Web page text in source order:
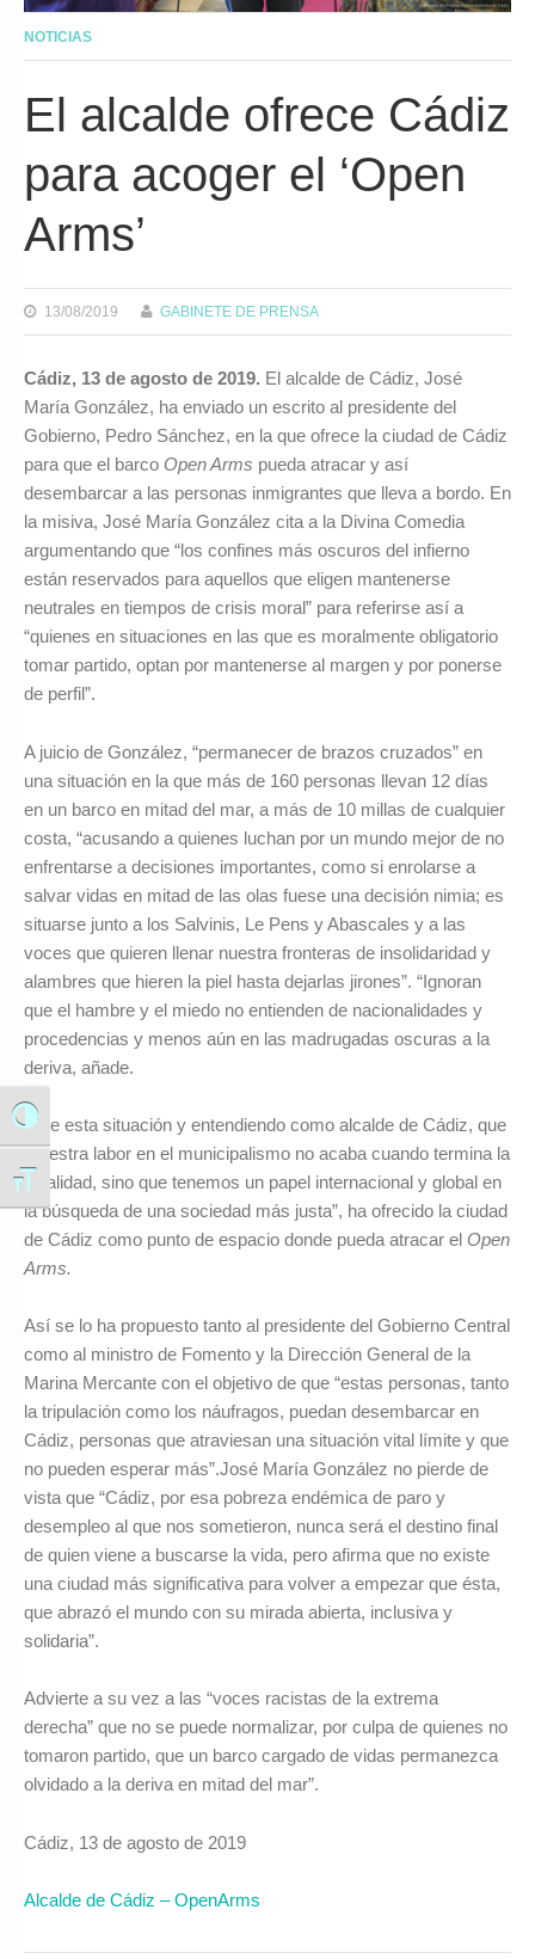
Alternar alto contraste
Alternar tamaño de letra
NOTICIAS
El alcalde ofrece Cádiz
para acoger el ‘Open
Arms’
13/08/2019 GABINETE DE PRENSA
Cádiz, 13 de agosto de 2019. El alcalde de Cádiz, José
María González, ha enviado un escrito al presidente del
Gobierno, Pedro Sánchez, en la que ofrece la ciudad de Cádiz
para que el barco Open Arms pueda atracar y así
desembarcar a las personas inmigrantes que lleva a bordo. En
la misiva, José María González cita a la Divina Comedia
argumentando que “los confines más oscuros del infierno
están reservados para aquellos que eligen mantenerse
neutrales en tiempos de crisis moral” para referirse así a
“quienes en situaciones en las que es moralmente obligatorio
tomar partido, optan por mantenerse al margen y por ponerse
de perfil”.
A juicio de González, “permanecer de brazos cruzados” en
una situación en la que más de 160 personas llevan 12 días
en un barco en mitad del mar, a más de 10 millas de cualquier
costa, “acusando a quienes luchan por un mundo mejor de no
enfrentarse a decisiones importantes, como si enrolarse a
salvar vidas en mitad de las olas fuese una decisión nimia; es
situarse junto a los Salvinis, Le Pens y Abascales y a las
voces que quieren llenar nuestra fronteras de insolidaridad y
alambres que hieren la piel hasta dejarlas jirones”. “Ignoran
que el hambre y el miedo no entienden de nacionalidades y
procedencias y menos aún en las madrugadas oscuras a la
deriva, añade.
Ante esta situación y entendiendo como alcalde de Cádiz, que
“nuestra labor en el municipalismo no acaba cuando termina la
localidad, sino que tenemos un papel internacional y global en
la búsqueda de una sociedad más justa”, ha ofrecido la ciudad
de Cádiz como punto de espacio donde pueda atracar el Open
Arms.
Así se lo ha propuesto tanto al presidente del Gobierno Central
como al ministro de Fomento y la Dirección General de la
Marina Mercante con el objetivo de que “estas personas, tanto
la tripulación como los náufragos, puedan desembarcar en
Cádiz, personas que atraviesan una situación vital límite y que
no pueden esperar más”.José María González no pierde de
vista que “Cádiz, por esa pobreza endémica de paro y
desempleo al que nos sometieron, nunca será el destino final
de quien viene a buscarse la vida, pero afirma que no existe
una ciudad más significativa para volver a empezar que ésta,
que abrazó el mundo con su mirada abierta, inclusiva y
solidaria”.
Advierte a su vez a las “voces racistas de la extrema
derecha” que no se puede normalizar, por culpa de quienes no
tomaron partido, que un barco cargado de vidas permanezca
olvidado a la deriva en mitad del mar”.
Cádiz, 13 de agosto de 2019
Alcalde de Cádiz – OpenArms